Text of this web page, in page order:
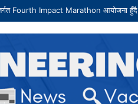
Fourth Impact Marathon आयोजना हुँदै